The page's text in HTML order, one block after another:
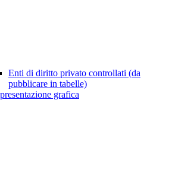
Enti di diritto privato controllati (da
pubblicare in tabelle)
grafica